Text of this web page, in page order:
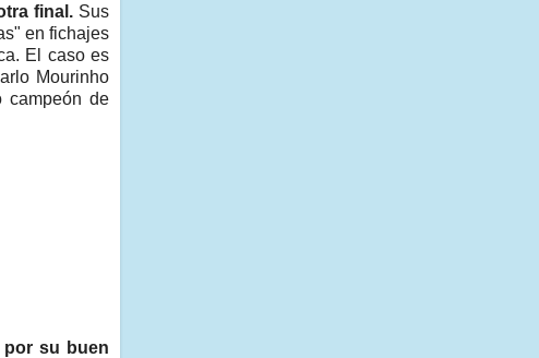
final. Sus
en fichajes
El caso es
Mourinho
campeón de
por su buen